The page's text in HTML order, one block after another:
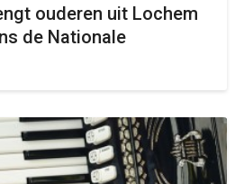
ouderen uit Lochem
de Nationale